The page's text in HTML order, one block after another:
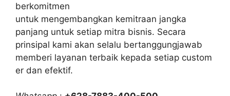
berkomitmen
untuk mengembangkan kemitraan jangka
panjang untuk setiap mitra bisnis. Secara
prinsipal kami akan selalu bertanggungjawab
memberi layanan terbaik kepada setiap custom
er dan efektif.